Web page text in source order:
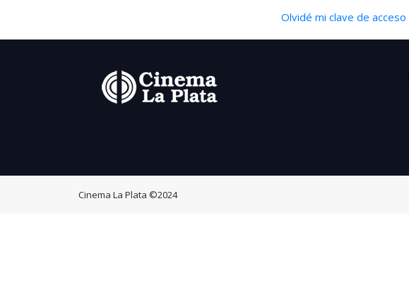
Olvidé mi clave de acceso
Cinema La Plata ©2024